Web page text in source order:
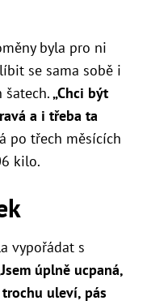
byla pro ni
se sama sobě i
„Chci být
a i třeba ta
po třech měsících
kilo.
vypořádat s
Jsem úplně ucpaná,
trochu uleví, pás